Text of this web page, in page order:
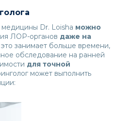
Dr. Loisha можно
ЛОР-органов даже на
это занимает больше времени,
обследование на ранней
для точной
может выполнить